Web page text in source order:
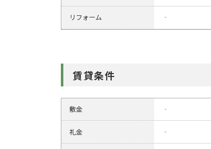
リフォーム ‐
賃貸条件
敷金 ‐
礼金 ‐